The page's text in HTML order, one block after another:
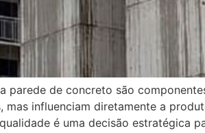
parede de concreto são
mas influenciam diretamente a
é uma decisão estratégica